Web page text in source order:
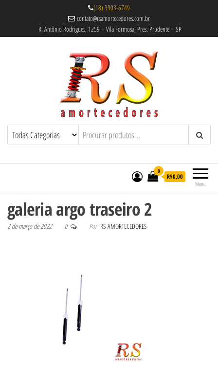
(18) 3903-6749
contato@rsamortecedores.com.br
R. Antônio Rodrigues, 1259 – Vila Formosa, Pres. Prudente – SP
Rs Amortecedores Recondicionados –
Suspensão e Molas
Amortecedores Recondicionados de
qualidade reconhecida.
Menu
0
R$0,00
galeria argo traseiro 2
2 de março de 2022 0 Por RS AMORTECEDORES